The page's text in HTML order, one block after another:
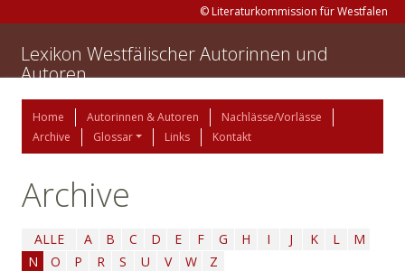
© Literaturkommission für Westfalen
Lexikon Westfälischer Autorinnen und
Autoren
Home Autorinnen & Autoren
Nachlässe/Vorlässe
Archive
Glossar Links Kontakt
Archive
ALLE A B C D E F G H I J K L
M
N
O P R S U V W Z